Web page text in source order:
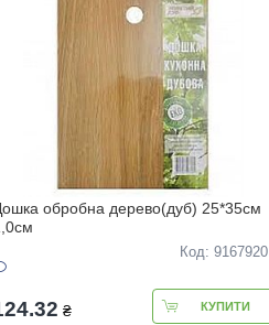
обробна дерево(дуб) 25*35см
Код: 9167920
₴ КУПИТИ